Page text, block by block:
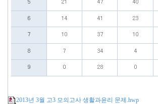
2013년 3월 고3 모의고사 생활과윤리 문제.hwp